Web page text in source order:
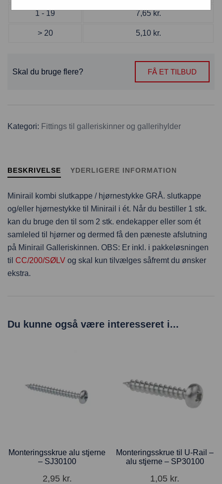
1 - 19 7,65 kr.
> 20 5,10 kr.
Skal du bruge flere? FÅ ET TILBUD
Kategori: Fittings til galleriskinner og gallerihylder
BESKRIVELSE YDERLIGERE INFORMATION
Minirail kombi slutkappe / hjørnestykke GRÅ. slutkappe
og/eller hjørnestykke til Minirail i ét. Når du bestiller 1 stk.
kan du bruge den til som 2 stk. endekapper eller som ét
samleled til hjørner og dermed få den pæneste afslutning
på Minirail Galleriskinnen. OBS: Er inkl. i pakkeløsningen
til CC/200/SØLV og skal kun tilvælges såfremt du ønsker
ekstra.
Du kunne også være interesseret i...
Monteringsskrue alu stjerne
– SJ30100
2,95 kr.
Monteringsskrue til U-Rail –
alu stjerne – SP30100
1,05 kr.